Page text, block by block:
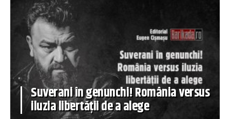
Suverani în genunchi! România versus
iluzia libertății de a alege